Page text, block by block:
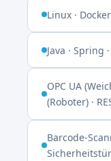
Linux ·
Java · Spring
OPC UA
(Roboter) ·
Barcode-